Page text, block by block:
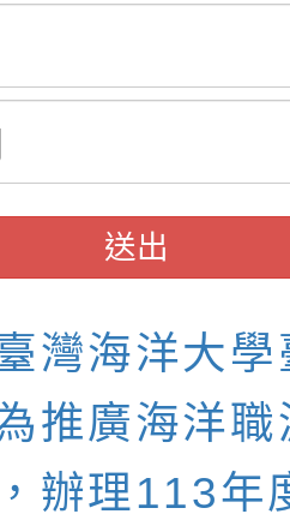
)
送出
灣海洋大
推廣海洋
辦理113年